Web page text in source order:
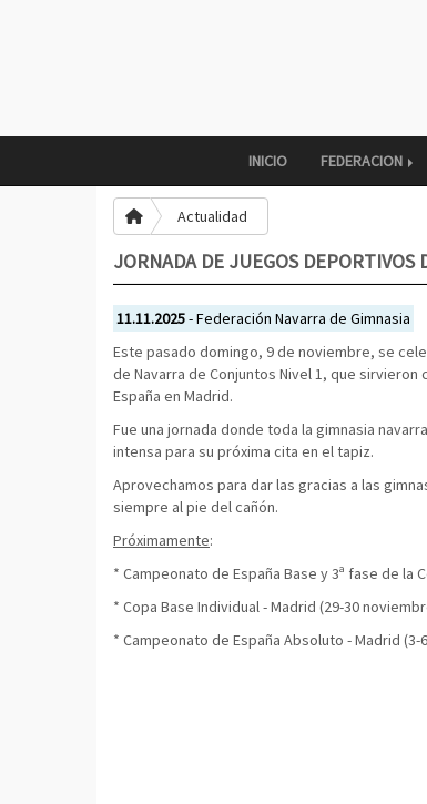
INICIO FEDERACION
Actualidad
JORNADA DE JUEGOS DEPORTIVOS
11.11.2025- Federación Navarra de Gimnasia
Este pasado domingo, 9 de noviembre, se
de Navarra de Conjuntos Nivel 1, que
España en Madrid.
Fue una jornada donde toda la gimnasia
intensa para su próxima cita en el tapiz.
Aprovechamos para dar las gracias a las
siempre al pie del cañón.
Próximamente:
* Campeonato de España Base y 3ª fase de la
* Copa Base Individual - Madrid (29-30
* Campeonato de España Absoluto - Madrid (3-